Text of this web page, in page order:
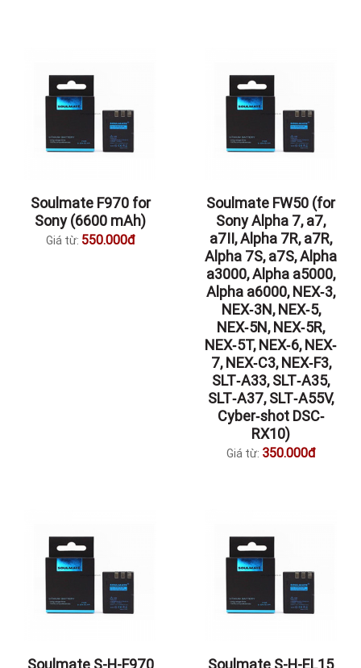
Soulmate F970 for
Sony (6600 mAh)
Giá từ: 550.000đ
Soulmate FW50 (for
Sony Alpha 7, a7,
a7II, Alpha 7R, a7R,
Alpha 7S, a7S, Alpha
a3000, Alpha a5000,
Alpha a6000, NEX‐3,
NEX‐3N, NEX‐5,
NEX‐5N, NEX‐5R,
NEX‐5T, NEX‐6, NEX‐
7, NEX‐C3, NEX‐F3,
SLT‐A33, SLT‐A35,
SLT‐A37, SLT‐A55V,
Cyber‐shot DSC‐
RX10)
Giá từ: 350.000đ